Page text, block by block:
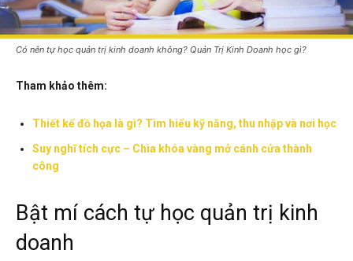
Có nên tự học quản trị kinh doanh không? Quản Trị Kinh Doanh học gì?
Tham khảo thêm:
Thiết kế đồ họa là gì? Tìm hiểu kỹ năng, thu nhập và nơi học
Suy nghĩ tích cực – Chìa khóa vàng mở cánh cửa thành
công
Bật mí cách tự học quản trị kinh
doanh